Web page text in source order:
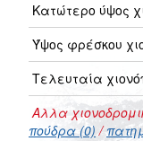
Κατώτερο ύψος
Ύψος φρέσκου
Τελευταία
Αλλα
πούδρα (0) /